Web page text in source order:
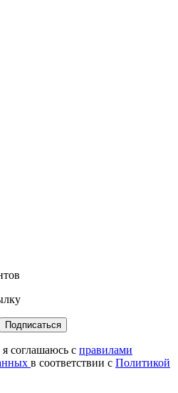
Подписаться
соглашаюсь с правилами
в соответствии с Политикой